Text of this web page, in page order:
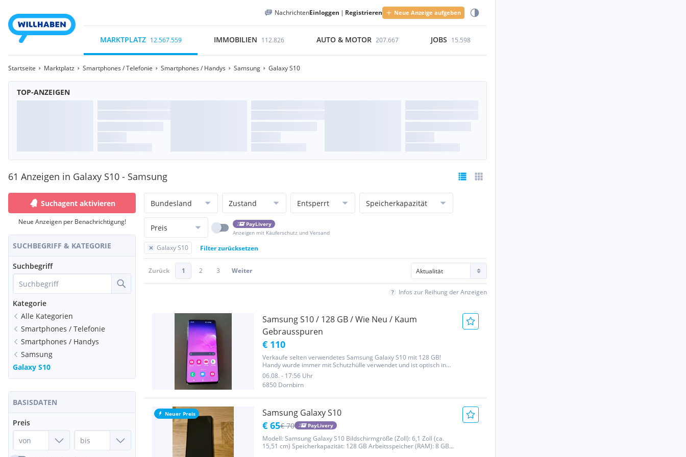
NachrichtenEinloggen | Registrieren Neue Anzeige aufgeben
MARKTPLATZ 12.567.559 IMMOBILIEN 112.826 AUTO & MOTOR 207.667 JOBS 15.598
Startseite Marktplatz Smartphones / Telefonie Smartphones / Handys Samsung Galaxy S10
TOP-ANZEIGEN
61 Anzeigen in Galaxy S10 - Samsung
Suchagent aktivieren
Neue Anzeigen per Benachrichtigung!
SUCHBEGRIFF & KATEGORIE
Suchbegriff
Kategorie
Alle Kategorien
Smartphones / Telefonie
Smartphones / Handys
Samsung
Galaxy S10
BASISDATEN
Preis
Bundesland Zustand Entsperrt Speicherkapazität
Preis
PayLivery
Anzeigen mit Käuferschutz und Versand
Galaxy S10 Filter zurücksetzen
Zurück 1 2 3 Weiter
Infos zur Reihung der Anzeigen
Samsung S10 / 128 GB / Wie Neu / Kaum
Gebrausspuren
€ 110
Verkaufe selten verwendetes Samsung Galaxy S10 mit 128 GB!
Handy wurde immer mit Schutzhülle verwendet und ist optisch in
einem super Zustand! Keine Kratzer oder Beschädigungen! Akku ist
noch sehr gut! Anschauen lohnt sich!!!
06.08. - 17:56 Uhr
6850 Dornbirn
Neuer Preis Samsung Galaxy S10
€ 65€ 70 PayLivery
Modell: Samsung Galaxy S10 Bildschirmgröße (Zoll): 6,1 Zoll (ca.
15,51 cm) Speicherkapazität: 128 GB Arbeitsspeicher (RAM): 8 GB